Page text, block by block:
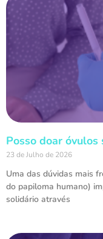
Posso doar óvulos
23 de Julho de 2026
Uma das dúvidas mais
do papiloma humano)
solidário através